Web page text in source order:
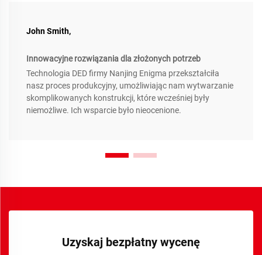
John Smith,
Innowacyjne rozwiązania dla złożonych potrzeb
Technologia DED firmy Nanjing Enigma przekształciła
nasz proces produkcyjny, umożliwiając nam wytwarzanie
skomplikowanych konstrukcji, które wcześniej były
niemożliwe. Ich wsparcie było nieocenione.
Uzyskaj bezpłatny wycenę